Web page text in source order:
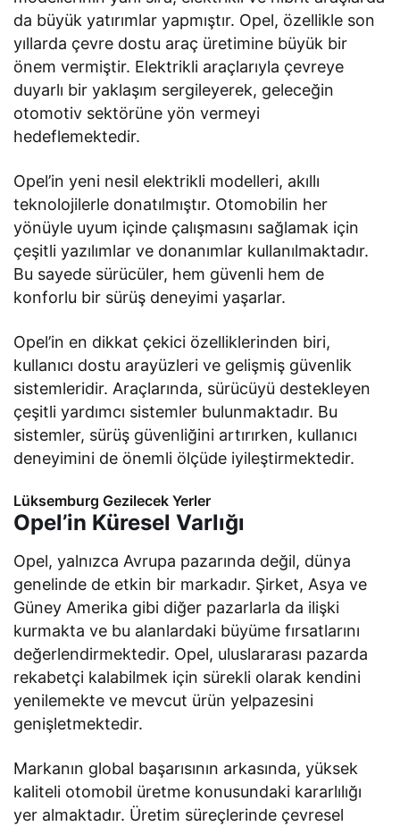
da büyük yatırımlar yapmıştır. Opel, özellikle son
yıllarda çevre dostu araç üretimine büyük bir
önem vermiştir. Elektrikli araçlarıyla çevreye
duyarlı bir yaklaşım sergileyerek, geleceğin
otomotiv sektörüne yön vermeyi
hedeflemektedir.
Opel’in yeni nesil elektrikli modelleri, akıllı
teknolojilerle donatılmıştır. Otomobilin her
yönüyle uyum içinde çalışmasını sağlamak için
çeşitli yazılımlar ve donanımlar kullanılmaktadır.
Bu sayede sürücüler, hem güvenli hem de
konforlu bir sürüş deneyimi yaşarlar.
Opel’in en dikkat çekici özelliklerinden biri,
kullanıcı dostu arayüzleri ve gelişmiş güvenlik
sistemleridir. Araçlarında, sürücüyü destekleyen
çeşitli yardımcı sistemler bulunmaktadır. Bu
sistemler, sürüş güvenliğini artırırken, kullanıcı
deneyimini de önemli ölçüde iyileştirmektedir.
Lüksemburg Gezilecek Yerler
Opel’in Küresel Varlığı
Opel, yalnızca Avrupa pazarında değil, dünya
genelinde de etkin bir markadır. Şirket, Asya ve
Güney Amerika gibi diğer pazarlarla da ilişki
kurmakta ve bu alanlardaki büyüme fırsatlarını
değerlendirmektedir. Opel, uluslararası pazarda
rekabetçi kalabilmek için sürekli olarak kendini
yenilemekte ve mevcut ürün yelpazesini
genişletmektedir.
Markanın global başarısının arkasında, yüksek
kaliteli otomobil üretme konusundaki kararlılığı
yer almaktadır. Üretim süreçlerinde çevresel